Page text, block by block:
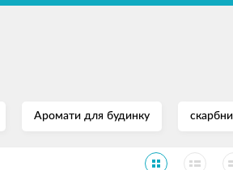
Аромати для будинку